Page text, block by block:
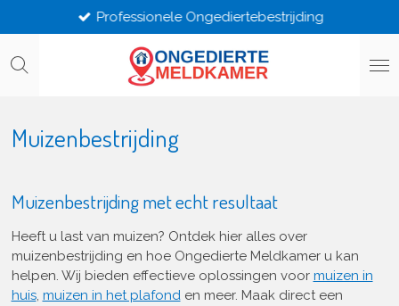
direct
naar
Professionele Ongediertebestrijding
Muizenbestrijding
Muizenbestrijding met echt resultaat
Heeft u last van muizen? Ontdek hier alles over
muizenbestrijding en hoe Ongedierte Meldkamer u kan
helpen. Wij bieden effectieve oplossingen voor muizen in
huis, muizen in het plafonden meer. Maak direct een